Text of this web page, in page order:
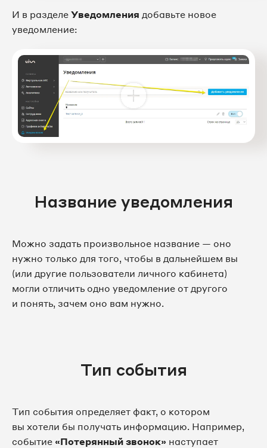
И в разделе Уведомления добавьте новое
уведомление:
Название уведомления
Можно задать произвольное название — оно
нужно только для того, чтобы в дальнейшем вы
(или другие пользователи личного кабинета)
могли отличить одно уведомление от другого
и понять, зачем оно вам нужно.
Тип события
Тип события определяет факт, о котором
вы хотели бы получать информацию. Например,
событие «Потерянный звонок» наступает